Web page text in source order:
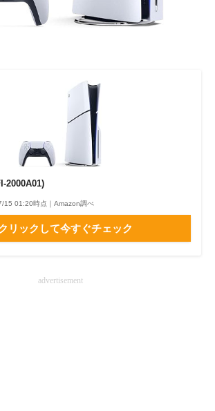
2000A01)
15 01:20時点｜Amazon調べ
リックして今すぐチェック
advertisement